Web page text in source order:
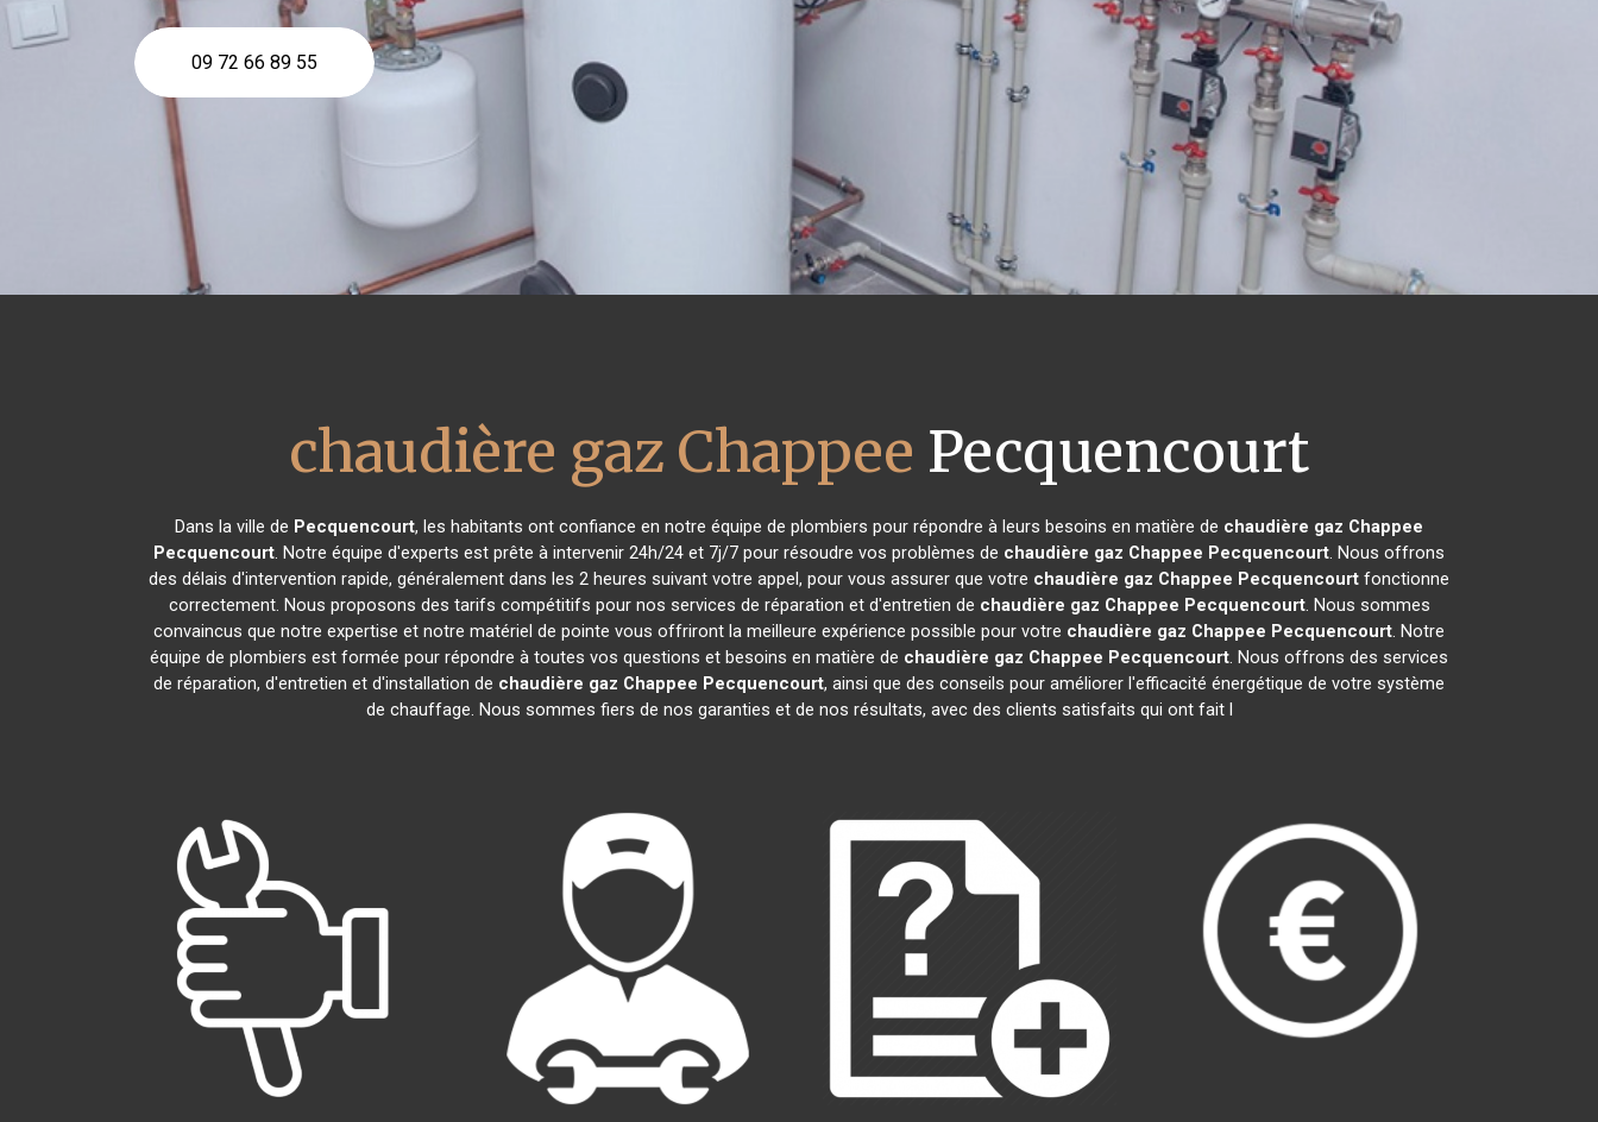
09 72 66 89 55
chaudière gaz Chappee Pecquencourt
Dans la ville de Pecquencourt, les habitants ont confiance en notre équipe de plombiers pour répondre à leurs besoins en matière de chaudière gaz Chappee
Pecquencourt. Notre équipe d'experts est prête à intervenir 24h/24 et 7j/7 pour résoudre vos problèmes de chaudière gaz Chappee Pecquencourt. Nous offrons
des délais d'intervention rapide, généralement dans les 2 heures suivant votre appel, pour vous assurer que votre chaudière gaz Chappee Pecquencourt fonctionne
correctement. Nous proposons des tarifs compétitifs pour nos services de réparation et d'entretien de chaudière gaz Chappee Pecquencourt. Nous sommes
convaincus que notre expertise et notre matériel de pointe vous offriront la meilleure expérience possible pour votre chaudière gaz Chappee Pecquencourt. Notre
équipe de plombiers est formée pour répondre à toutes vos questions et besoins en matière de chaudière gaz Chappee Pecquencourt. Nous offrons des services
de réparation, d'entretien et d'installation de chaudière gaz Chappee Pecquencourt, ainsi que des conseils pour améliorer l'efficacité énergétique de votre système
de chauffage. Nous sommes fiers de nos garanties et de nos résultats, avec des clients satisfaits qui ont fait l